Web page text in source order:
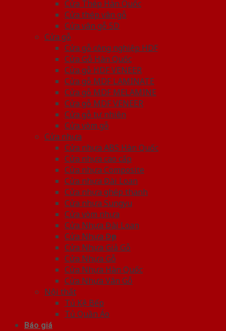
Cửa Thép Hàn Quốc
Cửa thép vân gỗ
Cửa vân gỗ 5D
Cửa gỗ
Cửa gỗ công nghiệp HDF
Cửa Gỗ Hàn Quốc
Cửa gỗ HDF VENEER
Cửa gỗ MDF LAMINATE
Cửa gỗ MDF MELAMINE
Cửa gỗ MDF VENEER
Cửa gỗ tự nhiên
Cửa vòm gỗ
Cửa nhựa
Cửa nhựa ABS Hàn Quốc
Cửa nhựa cao cấp
Cửa nhựa Composite
Cửa nhựa Đài Loan
Cửa nhựa ghép thanh
Cửa nhựa Sungyu
Cửa vòm nhựa
Cửa Nhựa Đài Loan
Cửa Nhựa Đẹp
Cửa Nhựa Giả Gỗ
Cửa Nhựa Gỗ
Cửa Nhựa Hàn Quốc
Cửa Nhựa Vân Gỗ
Nội thất
Tủ Kệ Bếp
Tủ Quần Áo
Báo giá